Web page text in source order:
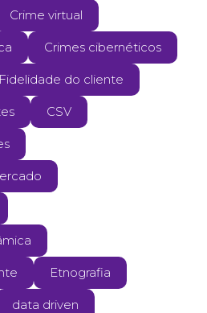
Crime virtual
Crimes cibernéticos
Fidelidade do cliente
CSV
Etnografia
data driven